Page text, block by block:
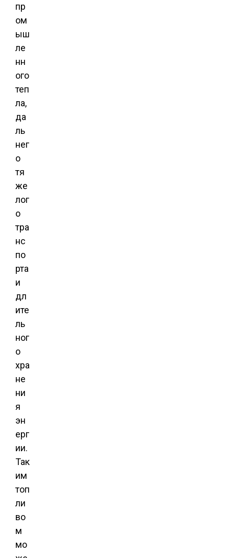
пр
ом
ыш
ле
нн
ого
теп
ла,
да
ль
нег
о
тя
же
лог
о
тра
нс
по
рта
и
дл
ите
ль
ног
о
хра
не
ни
я
эн
ерг
ии.
Так
им
топ
ли
во
м
мо